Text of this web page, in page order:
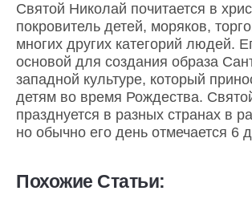
Святой Николай почитается в
покровитель детей, моряков,
многих других категорий людей.
основой для создания образа
западной культуре, который
детям во время Рождества.
празднуется в разных странах в
но обычно его день отмечается 6
Похожие Статьи: